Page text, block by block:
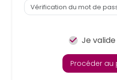
Je valide
Procéder au